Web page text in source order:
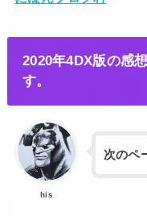
2020年4DX版の感
す。
his
次のペ